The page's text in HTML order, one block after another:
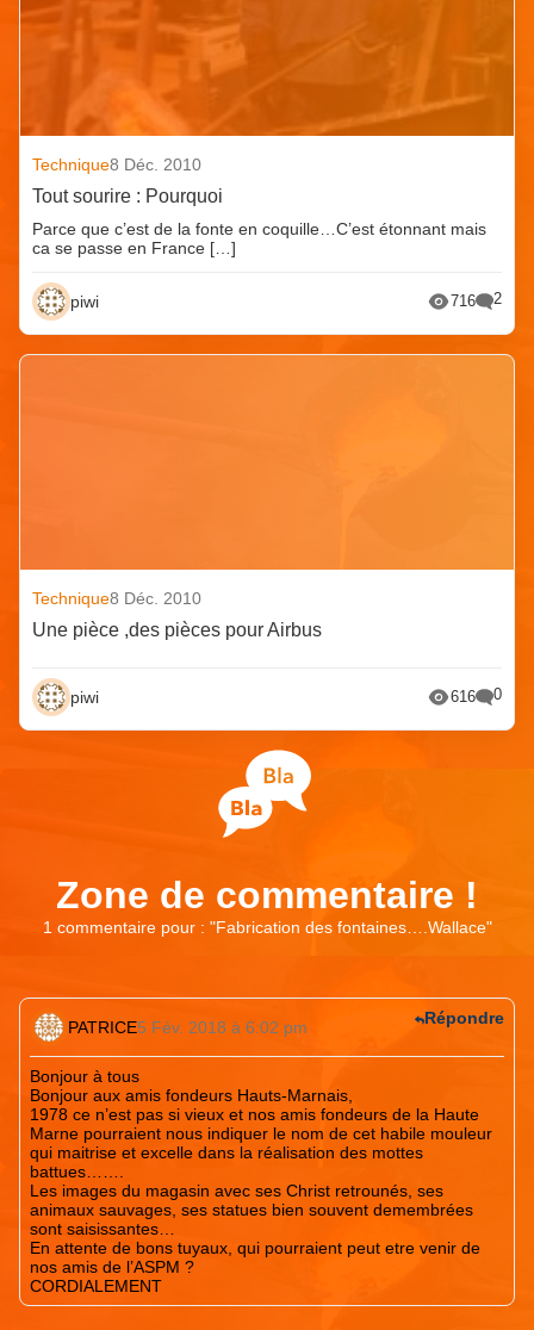
Technique8 Déc. 2010
Tout sourire : Pourquoi
Parce que c’est de la fonte en coquille…C’est étonnant mais
ca se passe en France […]
piwi 716 2
Technique8 Déc. 2010
Une pièce ,des pièces pour Airbus
piwi 616 0
Zone de commentaire !
1 commentaire pour : "Fabrication des fontaines….Wallace"
PATRICE5 Fév. 2018 à 6:02 pm
Bonjour à tous
Bonjour aux amis fondeurs Hauts-Marnais,
1978 ce n’est pas si vieux et nos amis fondeurs de la Haute
Marne pourraient nous indiquer le nom de cet habile mouleur
qui maitrise et excelle dans la réalisation des mottes
battues…….
Les images du magasin avec ses Christ retrounés, ses
animaux sauvages, ses statues bien souvent demembrées
sont saisissantes…
En attente de bons tuyaux, qui pourraient peut etre venir de
nos amis de l’ASPM ?
CORDIALEMENT
Répondre